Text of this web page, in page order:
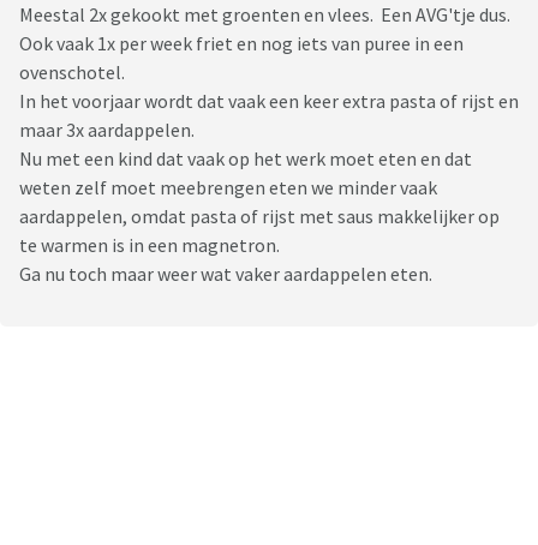
Meestal 2x gekookt met groenten en vlees. Een AVG'tje dus.
Ook vaak 1x per week friet en nog iets van puree in een
ovenschotel.
In het voorjaar wordt dat vaak een keer extra pasta of rijst en
maar 3x aardappelen.
Nu met een kind dat vaak op het werk moet eten en dat
weten zelf moet meebrengen eten we minder vaak
aardappelen, omdat pasta of rijst met saus makkelijker op
te warmen is in een magnetron.
Ga nu toch maar weer wat vaker aardappelen eten.